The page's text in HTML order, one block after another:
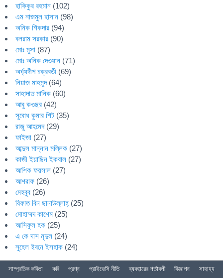
হাকিকুর রহমান (102)
এম নাজমুল হাসান (98)
অনিক শিকদার (94)
বলরাম সরকার (90)
মোঃ মুসা (87)
মোঃ অনিক দেওয়ান (71)
অর্ঘ্যদীপ চক্রবর্তী (69)
নিয়াজ মাহমুদ(64)
সাহাদাত মানিক (60)
আবু কওছর (42)
সুবোধ কুমার শিট (35)
রাজু আহমেদ(29)
ফাইজা (27)
আব্দুল মান্নান মল্লিক (27)
কাজী ইয়াছিন ইকবাল (27)
আশিক ফয়সাল (27)
আশরাফ (26)
মেহবুব (26)
রিফাত বিন ছানাউল্লাহ্ (25)
মোহাম্মদ কাশেম (25)
আসিফুল হক (25)
এ কে দাস মৃদুল (24)
সুহেল ইবনে ইসহাক (24)
সাম্প্রতিক কবিতা কবি প্রশ্ন প্রাইভেসি নীতি ব্যবহারের শর্তাবলী বিজ্ঞাপন সাহায্য